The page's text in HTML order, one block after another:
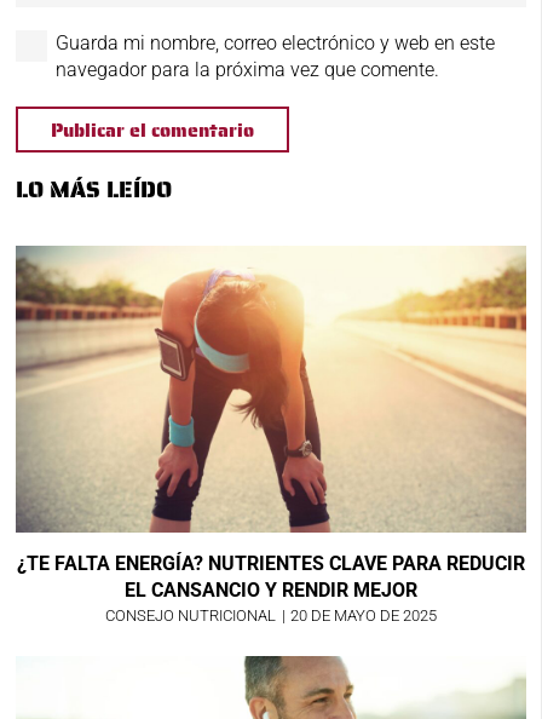
Guarda mi nombre, correo electrónico y web en este
navegador para la próxima vez que comente.
Publicar el comentario
LO MÁS LEÍDO
¿TE FALTA ENERGÍA? NUTRIENTES CLAVE PARA REDUCIR
EL CANSANCIO Y RENDIR MEJOR
CONSEJO NUTRICIONAL | 20 DE MAYO DE 2025